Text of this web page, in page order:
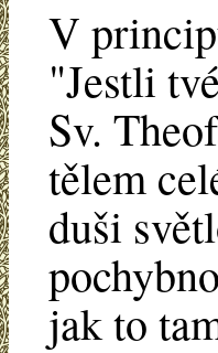
V
"Jestli
Sv.
tělem
duši
jak to